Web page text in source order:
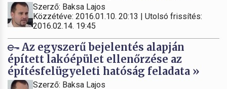
Szerző: Baksa Lajos
Közzétéve: 2016.01.10. 20:13 | Utolsó frissítés:
2016.02.14. 19:45
Az egyszerű bejelentés alapján
épített lakóépület ellenőrzése az
építésfelügyeleti hatóság feladata »
Szerző: Baksa Lajos